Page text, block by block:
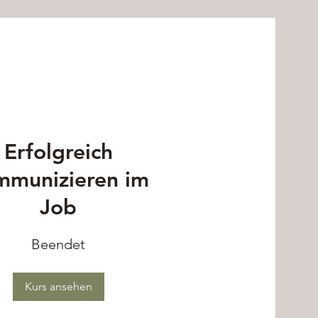
Erfolgreich
im
Job
Beendet
Kurs ansehen